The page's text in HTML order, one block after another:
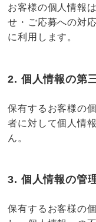
お客様の個人情報
せ・ご応募への対
に利用します。
2. 個人情報の第
保有するお客様の
者に対して個人情
ん。
3. 個人情報の管
保有するお客様の